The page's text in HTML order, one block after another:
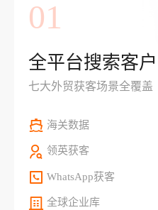
01
全平台搜索客户
七大外贸获客场景全覆盖
海关数据
领英获客
WhatsApp获客
全球企业库